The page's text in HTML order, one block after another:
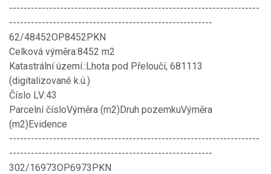
---------------------------------------------------------------------
--------------------------------------------------------
62/48452OP8452PKN
Celková výměra:8452 m2
Katastrální území.:Lhota pod Přeloučí, 681113
(digitalizované k.ú.)
Číslo LV:43
Parcelní čísloVýměra (m2)Druh pozemkuVýměra
(m2)Evidence
---------------------------------------------------------------------
--------------------------------------------------------
302/16973OP6973PKN